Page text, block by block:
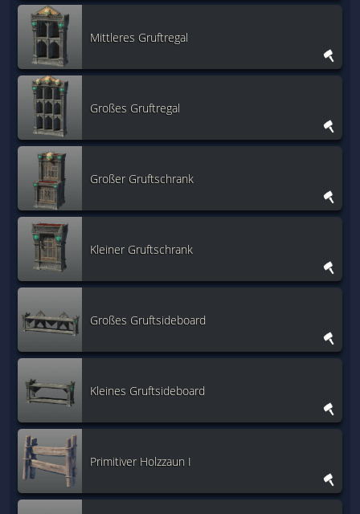
Mittleres Gruftregal
Großes Gruftregal
Großer Gruftschrank
Kleiner Gruftschrank
Großes Gruftsideboard
Kleines Gruftsideboard
Primitiver Holzzaun I